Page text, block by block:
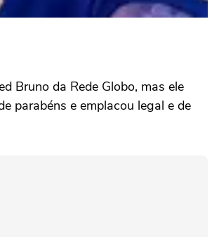
Bruno da Rede Globo, mas ele
parabéns e emplacou legal e de